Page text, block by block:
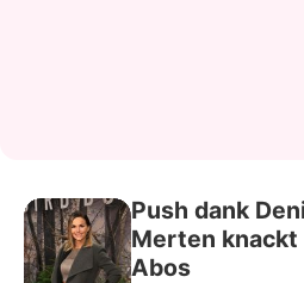
Push dank
Merten
Abos